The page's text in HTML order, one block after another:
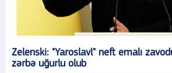
Zelenski: "Yaroslavl" neft emalı
zərbə uğurlu olub